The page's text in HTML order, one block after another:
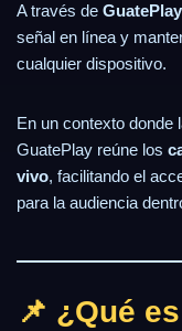
A través de
señal en línea y
cualquier dispositivo.
En un contexto donde
GuatePlay reúne los
vivo, facilitando el
para la audiencia
📌 ¿Qué